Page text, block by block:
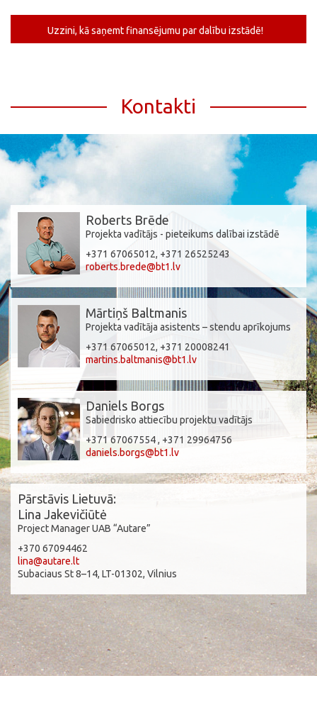
Uzzini, kā saņemt finansējumu par dalību izstādē!
Kontakti
Roberts Brēde
Projekta vadītājs - pieteikums dalībai izstādē
+371 67065012, +371 26525243
roberts.brede@bt1.lv
Mārtiņš Baltmanis
Projekta vadītāja asistents – stendu aprīkojums
+371 67065012, +371 20008241
martins.baltmanis@bt1.lv
Daniels Borgs
Sabiedrisko attiecību projektu vadītājs
+371 67067554 , +371 29964756
daniels.borgs@bt1.lv
Pārstāvis Lietuvā:
Lina Jakevičiūtė
Project Manager UAB “Autare”
+370 67094462
lina@autare.lt
Subaciaus St 8–14, LT-01302, Vilnius